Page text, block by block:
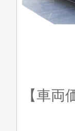
【車両